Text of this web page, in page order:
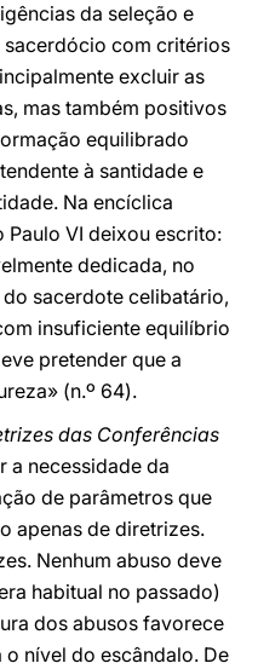
da seleção e
com critérios
excluir as
mas também positivos
equilibrado
à santidade e
Na encíclica
Paulo VI deixou escrito:
dedicada, no
sacerdote celibatário,
insuficiente equilíbrio
pretender que a
(n.º 64).
das Conferências
a necessidade da
de parâmetros que
apenas de diretrizes.
Nenhum abuso deve
habitual no passado)
dos abusos favorece
nível do escândalo. De